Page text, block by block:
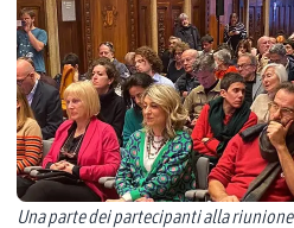
Una parte dei partecipanti alla riunione